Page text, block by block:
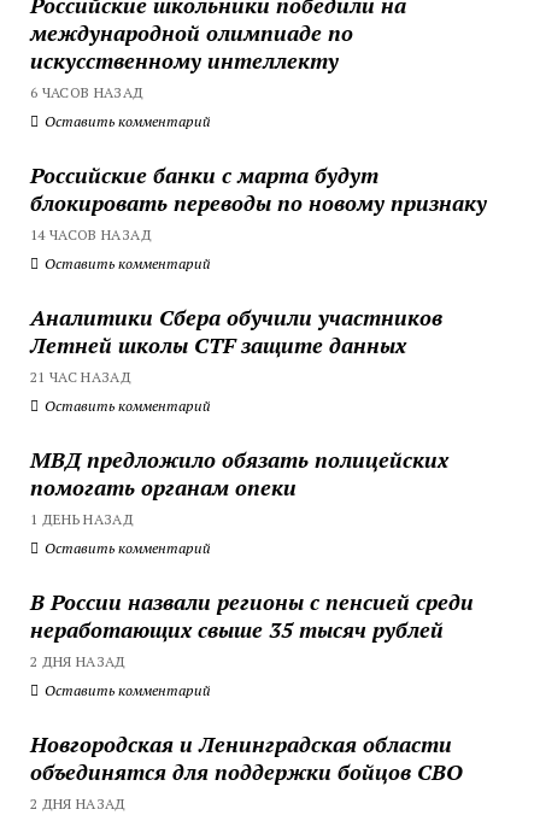
международной олимпиаде по
искусственному интеллекту
6 ЧАСОВ НАЗАД
Оставить комментарий
Российские банки с марта будут
блокировать переводы по новому признаку
14 ЧАСОВ НАЗАД
Оставить комментарий
Аналитики Сбера обучили участников
Летней школы CTF защите данных
21 ЧАС НАЗАД
Оставить комментарий
МВД предложило обязать полицейских
помогать органам опеки
1 ДЕНЬ НАЗАД
Оставить комментарий
В России назвали регионы с пенсией среди
неработающих свыше 35 тысяч рублей
2 ДНЯ НАЗАД
Оставить комментарий
Новгородская и Ленинградская области
объединятся для поддержки бойцов СВО
2 ДНЯ НАЗАД